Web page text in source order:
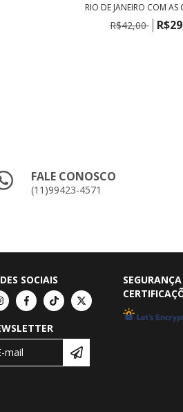
RIO DE JANEIRO COM AS
R$42,00
FALE CONOSCO
(11)99423-4571
SOCIAIS
SEGURANÇA